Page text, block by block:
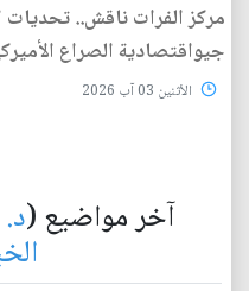
مركز الفرات ناقش.. تحديات
جيواقتصادية الصراع
الأثنين 03 آب 2026
آخر مواضيع (